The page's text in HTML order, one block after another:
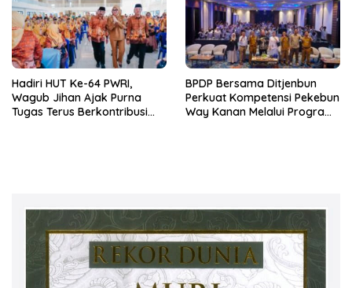
Hadiri HUT Ke-64 PWRI,
Wagub Jihan Ajak Purna
Tugas Terus Berkontribusi
BPDP Bersama Ditjenbun
Perkuat Kompetensi Pekebun
Way Kanan Melalui Program